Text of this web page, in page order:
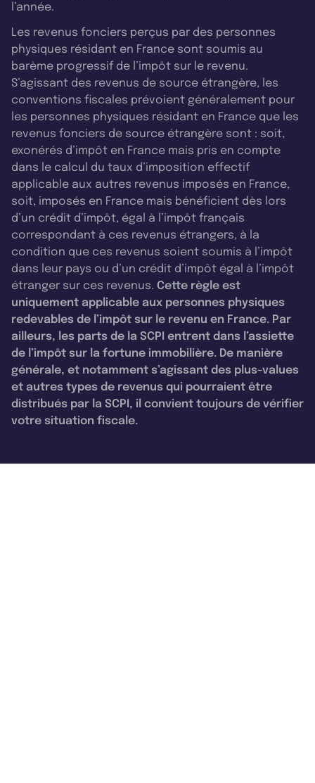
l’année.
Les revenus fonciers perçus par des personnes
physiques résidant en France sont soumis au
barème progressif de l’impôt sur le revenu.
S’agissant des revenus de source étrangère, les
conventions fiscales prévoient généralement pour
les personnes physiques résidant en France que les
revenus fonciers de source étrangère sont : soit,
exonérés d’impôt en France mais pris en compte
dans le calcul du taux d’imposition effectif
applicable aux autres revenus imposés en France,
soit, imposés en France mais bénéficient dès lors
d’un crédit d’impôt, égal à l’impôt français
correspondant à ces revenus étrangers, à la
condition que ces revenus soient soumis à l’impôt
dans leur pays ou d’un crédit d’impôt égal à l’impôt
étranger sur ces revenus. Cette règle est
uniquement applicable aux personnes physiques
redevables de l’impôt sur le revenu en France. Par
ailleurs, les parts de la SCPI entrent dans l’assiette
de l’impôt sur la fortune immobilière. De manière
générale, et notamment s’agissant des plus-values
et autres types de revenus qui pourraient être
distribués par la SCPI, il convient toujours de vérifier
votre situation fiscale.